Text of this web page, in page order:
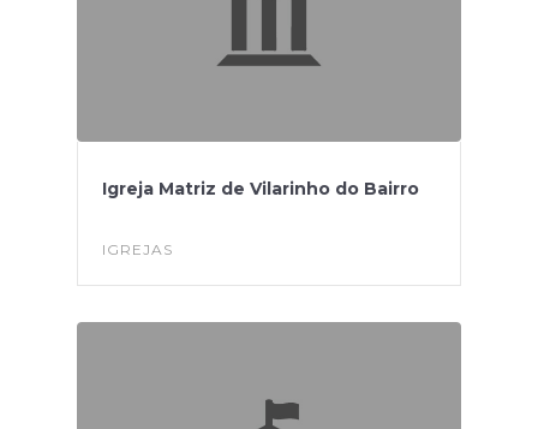
Igreja Matriz de Vilarinho do Bairro
IGREJAS